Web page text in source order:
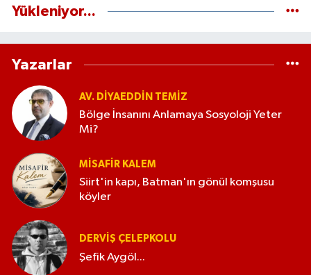
Yükleniyor...
Yazarlar
AV. DIYAEDDIN TEMIZ
Bölge İnsanını Anlamaya Sosyoloji Yeter
Mi?
MISAFIR KALEM
Siirt'in kapı, Batman'ın gönül komşusu
köyler
DERVIŞ ÇELEPKOLU
Şefik Aygöl...